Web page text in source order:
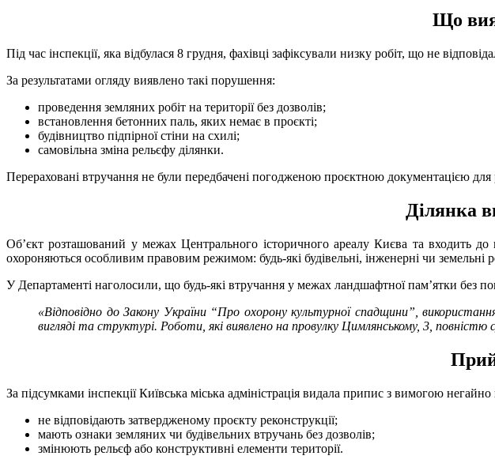
Що
Під час інспекції, яка відбулася 8 грудня, фахівці зафіксували низку робіт, що не
За результатами огляду виявлено такі порушення:
проведення земляних робіт на території без дозволів;
встановлення бетонних паль, яких немає в проєкті;
будівництво підпірної стіни на схилі;
самовільна зміна рельєфу ділянки.
Перераховані втручання не були передбачені погодженою проєктною документацією
Ділянка
Об’єкт розташований у межах Центрального історичного ареалу Києва та входить
охороняються особливим правовим режимом: будь-які будівельні, інженерні чи
У Департаменті наголосили, що будь-які втручання у межах ландшафтної пам’ятки без
«Відповідно до Закону України “Про охорону культурної спадщини”, використання об’єктів пам’яткоохоронного фонду повинно передбачати мінімальні зміни в їх автентичному
вигляді та структурі. Роботи, які виявлено на провулку Цимлянському, 3, повністю
За підсумками інспекції Київська міська адміністрація видала припис з вимогою
не відповідають затвердженому проєкту реконструкції;
мають ознаки земляних чи будівельних втручань без дозволів;
змінюють рельєф або конструктивні елементи території.